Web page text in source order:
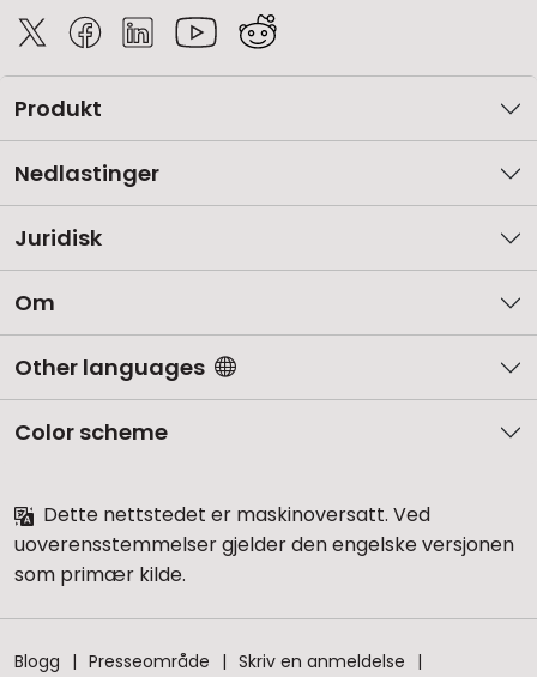
Produkt
Nedlastinger
Juridisk
Om
Other languages
Color scheme
Dette nettstedet er maskinoversatt. Ved
uoverensstemmelser gjelder den engelske versjonen
som primær kilde.
Blogg Presseområde
Skriv en anmeldelse